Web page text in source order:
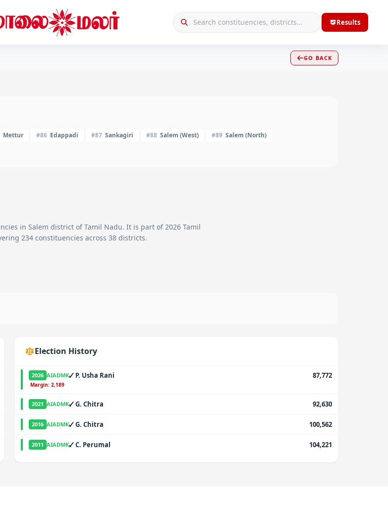
Results
GO BACK
Mettur #86 Edappadi #87 Sankagiri #88 Salem (West) #89 Salem (North)
in Salem district of Tamil Nadu. It is part of 2026 Tamil
234 constituencies across 38 districts.
Election History
2026 AIADMK✓ P. Usha Rani 87,772
·Margin: 2,189
2021 AIADMK✓G. Chitra 92,630
2016 AIADMK✓G. Chitra 100,562
2011 AIADMK✓C. Perumal 104,221